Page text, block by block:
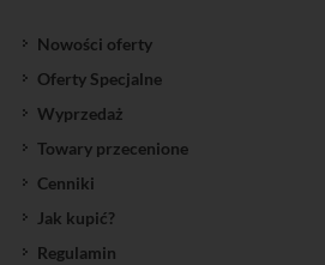
Nowości oferty
Oferty Specjalne
Wyprzedaż
Towary przecenione
Cenniki
Jak kupić?
Regulamin